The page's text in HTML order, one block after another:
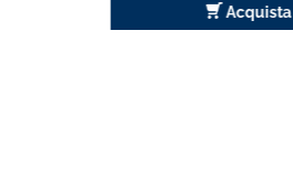
Acquista